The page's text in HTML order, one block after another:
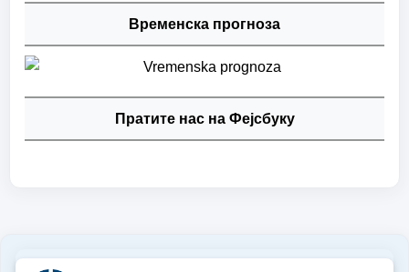
Временска прогноза
Пратите нас на Фејсбуку